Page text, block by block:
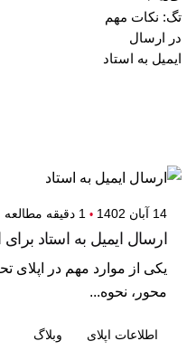
تگ: نکات مهم
در ارسال
ایمیل به استاد
14 آبان 1402 1 دقیقه مطالعه
ارسال ایمیل به استاد
یکی از موارد مهم در اپلای
محور، نحوه...
اطلاعات اپلای وبلاگ